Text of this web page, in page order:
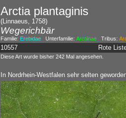
Arctia plantaginis
(Linnaeus, 1758)
Wegerichbär
Familie: ErebidaeUnterfamilie: ArctiinaeTribus:
10557 Rote
Diese Art wurde bisher 242 Mal angesehen.
In Nordrhein-Westfalen sehr selten